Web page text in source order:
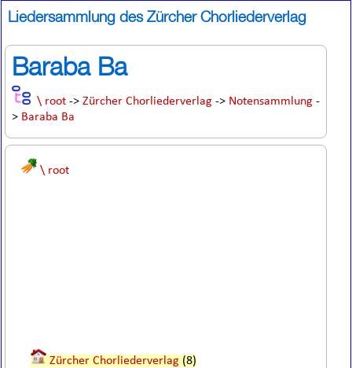
Liedersammlung des Zürcher Chorliederverlag
Baraba Ba
\ root ->Zürcher Chorliederverlag -> Notensammlung -
> Baraba Ba
\ root
Zürcher Chorliederverlag (8)